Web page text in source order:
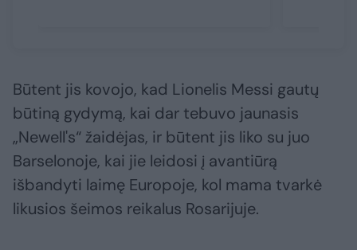
Būtent jis kovojo, kad Lionelis Messi gautų
būtiną gydymą, kai dar tebuvo jaunasis
„Newell's“ žaidėjas, ir būtent jis liko su juo
Barselonoje, kai jie leidosi į avantiūrą
išbandyti laimę Europoje, kol mama tvarkė
likusios šeimos reikalus Rosarijuje.